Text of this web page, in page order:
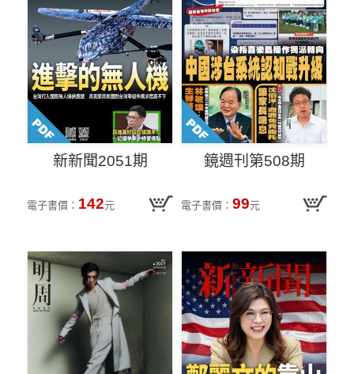
新新聞2051期
電子書價： 142元
鏡週刊第508期
電子書價： 99元